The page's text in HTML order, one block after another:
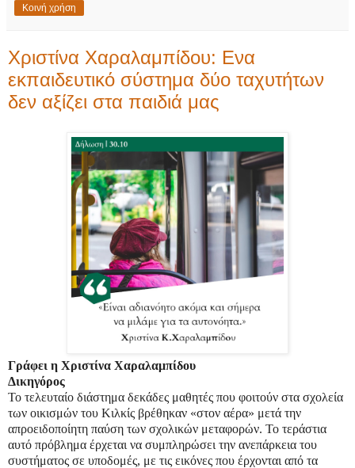
Κοινή χρήση
Χριστίνα Χαραλαμπίδου: Ενα
εκπαιδευτικό σύστημα δύο ταχυτήτων
δεν αξίζει στα παιδιά μας
Γράφει η Χριστίνα Χαραλαμπίδου
Δικηγόρος
Το τελευταίο διάστημα δεκάδες μαθητές που φοιτούν στα σχολεία
των οικισμών του Κιλκίς βρέθηκαν «στον αέρα» μετά την
απροειδοποίητη παύση των σχολικών μεταφορών. Το τεράστια
αυτό πρόβλημα έρχεται να συμπληρώσει την ανεπάρκεια του
συστήματος σε υποδομές, με τις εικόνες που έρχονται από τα